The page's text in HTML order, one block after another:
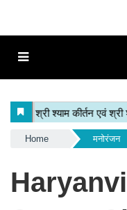
Home मनोरंजन